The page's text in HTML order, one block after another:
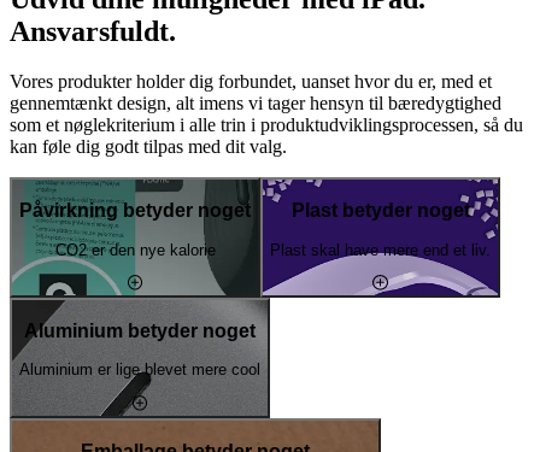
Ansvarsfuldt.
Vores produkter holder dig forbundet, uanset hvor du er, med et
gennemtænkt design, alt imens vi tager hensyn til bæredygtighed
som et nøglekriterium i alle trin i produktudviklingsprocessen, så du
kan føle dig godt tilpas med dit valg.
Påvirkning betyder noget
CO2 er den nye kalorie
Plast betyder noget
Plast skal have mere end et liv.
Aluminium betyder noget
Aluminium er lige blevet mere cool